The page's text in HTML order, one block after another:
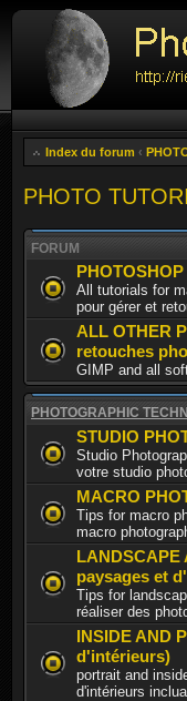
Index du forum ‹
PHOTO
FORUM
All tutorials for
pour gérer et
ALL OTHER
retouches
GIMP and all
PHOTOGRAPHIC
STUDIO
Studio
votre studio
MACRO
Tips for macro
macro
LANDSCAPE
paysages et
Tips for
réaliser des
INSIDE AND
d'intérieurs)
portrait and
d'intérieurs